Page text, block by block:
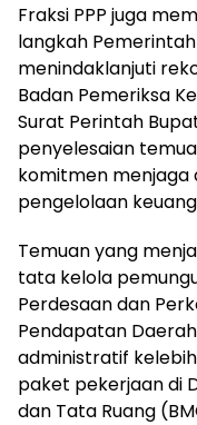
Fraksi PPP juga
langkah
menindaklanjuti
Badan Pemeriksa
Surat Perintah
penyelesaian
komitmen menjaga
pengelolaan
Temuan yang
tata kelola
Perdesaan dan
Pendapatan
administratif
paket pekerjaan di
dan Tata Ruang